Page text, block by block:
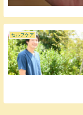
セルフケア